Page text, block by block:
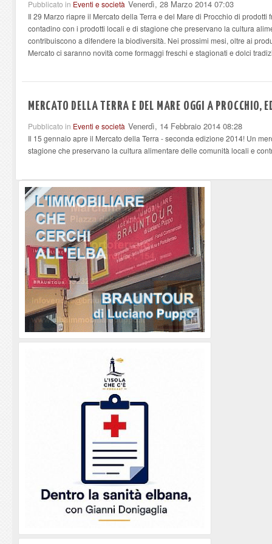
Pubblicato in Eventi e società Venerdì, 28 Marzo 2014 07:03
Il 29 Marzo riapre il Mercato della Terra e del Mare di Procchio di prodotti
contadino con i prodotti locali e di stagione che preservano la cultura
contribuiscono a difendere la biodiversità. Nei prossimi mesi, oltre ai
Mercato ci saranno novità come formaggi freschi e stagionati e dolci
MERCATO DELLA TERRA E DEL MARE OGGI A PROCCHIO,
Pubblicato in Eventi e società Venerdì, 14 Febbraio 2014 08:28
Il 15 gennaio apre il Mercato della Terra - seconda edizione 2014! Un
stagione che preservano la cultura alimentare delle comunità locali e